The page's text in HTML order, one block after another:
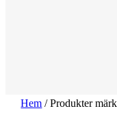
Hem / Produkter